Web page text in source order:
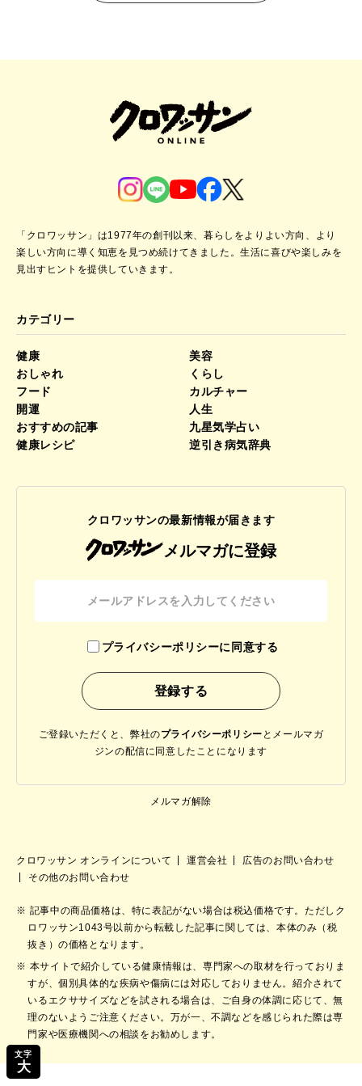
文字
大
「クロワッサン」は1977年の創刊以来、暮らしをよりよい方向、より
楽しい方向に導く知恵を見つめ続けてきました。生活に喜びや楽しみを
見出すヒントを提供していきます。
カテゴリー
健康
美容
おしゃれ
くらし
フード
カルチャー
開運
人生
おすすめの記事
九星気学占い
健康レシピ
逆引き病気辞典
クロワッサンの最新情報が届きます
メルマガに登録
プライバシーポリシーに同意する
ご登録いただくと、弊社のプライバシーポリシー と メールマガ
ジンの配信に同意したことになります
メルマガ解除
クロワッサン オンラインについて 運営会社
広告のお問い合わせ
その他のお問い合わせ
記事中の商品価格は、特に表記がない場合は税込価格です。ただしク
ロワッサン1043号以前から転載した記事に関しては、本体のみ（税
抜き）の価格となります。
本サイトで紹介している健康情報は、専門家への取材を行っておりま
すが、個別具体的な疾病や傷病には対応しておりません。紹介されて
いるエクササイズなどを試される場合は、ご自身の体調に応じて、無
理のないようご注意ください。万が一、不調などを感じられた際は専
門家や医療機関への相談をお勧めします。